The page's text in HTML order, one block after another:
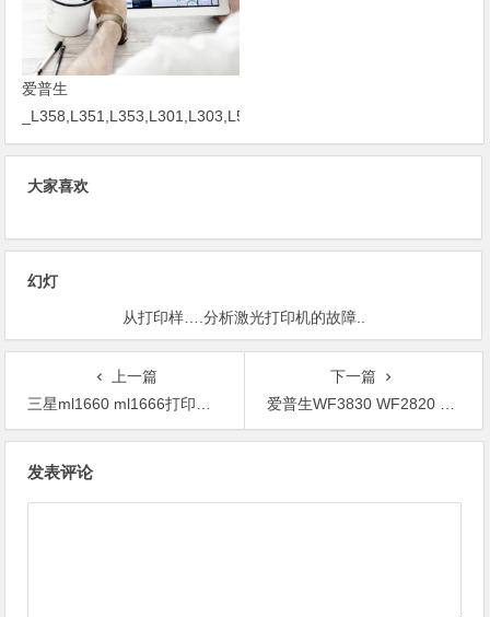
爱普生
_L358,L351,L353,L301,L303,L551,L211,L111
软件清零
大家喜欢
幻灯
从打印样….分析激光打印机的故障..
上一篇
三星ml1660 ml1666打印机软件清零常见问题解答
下一篇
爱普生WF3830 WF2820 WF4830 WF7830 WF2830 WF7840打印机清零软件下载
发表评论